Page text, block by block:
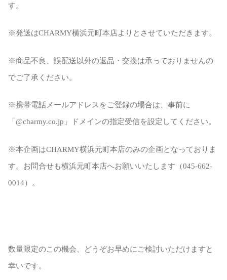
す。
※発送はCHARMY横浜元町本店よりとさせていただきます。
※商品不良、誤配送以外の返品・交換は承っておりませんの
でご了承ください。
※携帯電話メールアドレスをご登録の場合は、事前に
「@charmy.co.jp」ドメインの指定受信を設定してください。
※本企画はCHARMY横浜元町本店のみの企画となっておりま
す。お問合せも横浜元町本店へお願いいたします（045-662-
0014）。
数量限定のこの機会、どうぞお早めにご検討いただけますと
幸いです。